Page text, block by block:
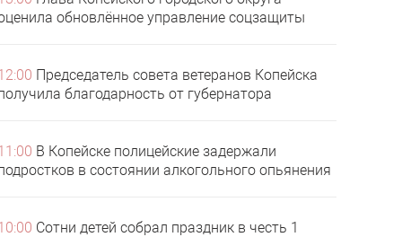
обновлённое управление соцзащиты
Председатель совета ветеранов Копейска
благодарность от губернатора
В Копейске полицейские задержали
в состоянии алкогольного опьянения
Сотни детей собрал праздник в честь 1